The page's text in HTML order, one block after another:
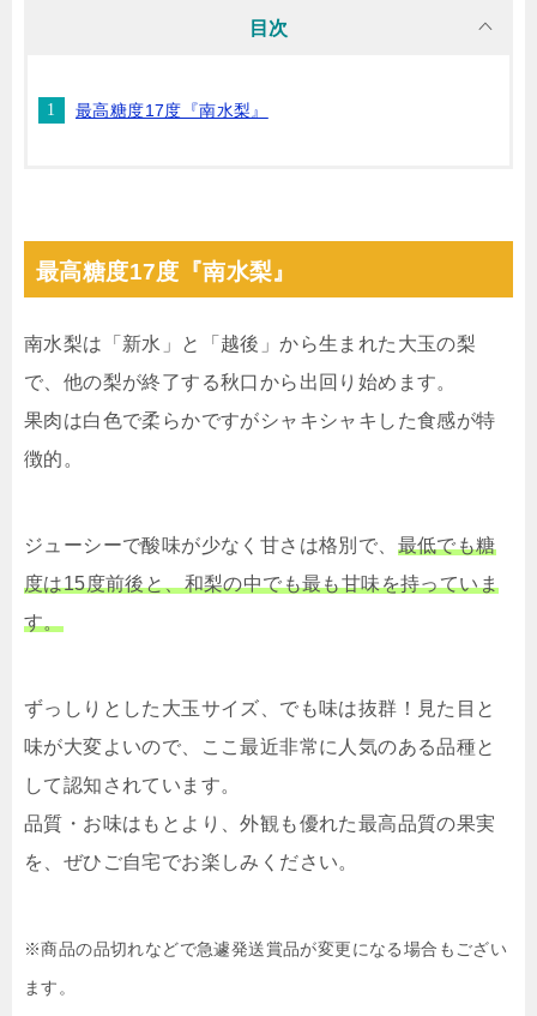
目次
最高糖度17度『南水梨』
最高糖度17度『南水梨』
南水梨は「新水」と「越後」から生まれた大玉の梨
で、他の梨が終了する秋口から出回り始めます。
果肉は白色で柔らかですがシャキシャキした食感が特
徴的。
ジューシーで酸味が少なく甘さは格別で、 最低でも糖
度は15度前後と、和梨の中でも最も甘味を持っていま
す。
ずっしりとした大玉サイズ、でも味は抜群！見た目と
味が大変よいので、ここ最近非常に人気のある品種と
して認知されています。
品質・お味はもとより、外観も優れた最高品質の果実
を、ぜひご自宅でお楽しみください。
※商品の品切れなどで急遽発送賞品が変更になる場合もござい
ます。